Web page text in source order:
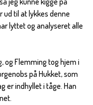
ud til at lykkes denne
lyttet og analyseret alle
og Flemming tog hjem i
på Hukket, som
er indhyllet i tåge. Han